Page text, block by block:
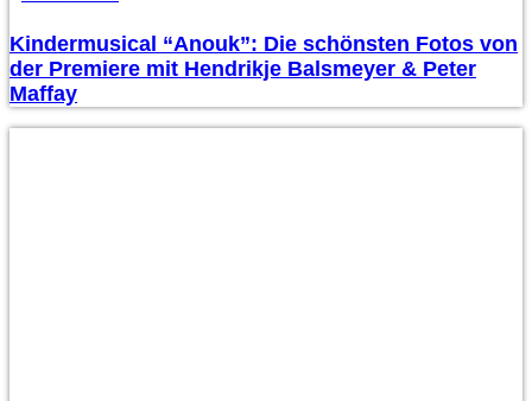
Kindermusical “Anouk”: Die schönsten Fotos von
der Premiere mit Hendrikje Balsmeyer & Peter
Maffay